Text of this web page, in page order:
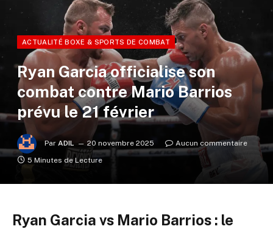
ACTUALITÉ BOXE & SPORTS DE COMBAT
Ryan Garcia officialise son
combat contre Mario Barrios
prévu le 21 février
Par ADIL 20 novembre 2025
Aucun commentaire
5 Minutes de Lecture
Ryan Garcia vs Mario Barrios : le